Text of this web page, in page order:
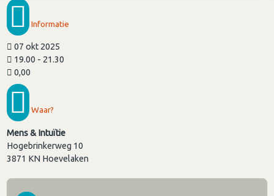
Informatie
07 okt 2025
19.00 - 21.30
0,00
Waar?
Mens & Intuïtie
Hogebrinkerweg 10
3871 KN Hoevelaken